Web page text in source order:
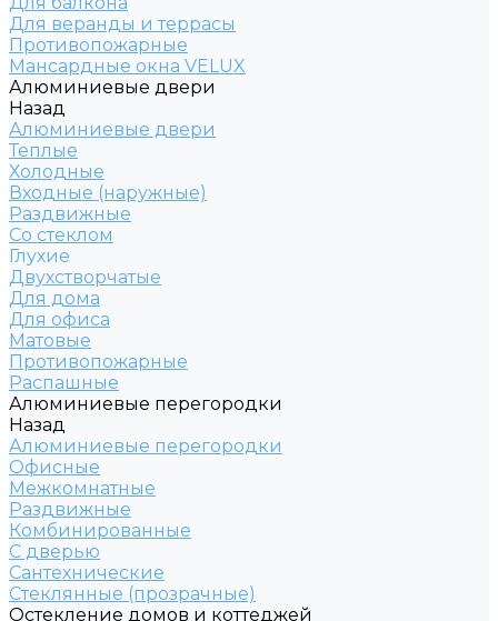
Для веранды и террасы
Противопожарные
Мансардные окна VELUX
Алюминиевые двери
Назад
Алюминиевые двери
Теплые
Холодные
Входные (наружные)
Раздвижные
Со стеклом
Глухие
Двухстворчатые
Для дома
Для офиса
Матовые
Противопожарные
Распашные
Алюминиевые перегородки
Назад
Алюминиевые перегородки
Офисные
Межкомнатные
Раздвижные
Комбинированные
С дверью
Сантехнические
Стеклянные (прозрачные)
Остекление домов и коттеджей